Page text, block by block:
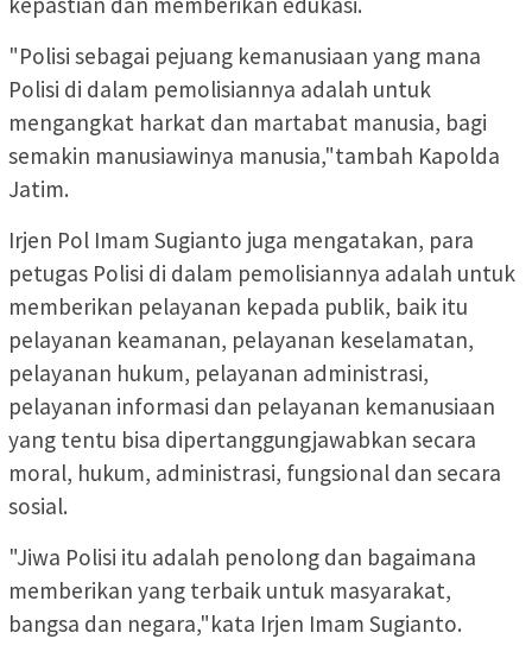
"Polisi sebagai pejuang kemanusiaan yang mana
Polisi di dalam pemolisiannya adalah untuk
mengangkat harkat dan martabat manusia, bagi
semakin manusiawinya manusia,"tambah Kapolda
Jatim.
Irjen Pol Imam Sugianto juga mengatakan, para
petugas Polisi di dalam pemolisiannya adalah untuk
memberikan pelayanan kepada publik, baik itu
pelayanan keamanan, pelayanan keselamatan,
pelayanan hukum, pelayanan administrasi,
pelayanan informasi dan pelayanan kemanusiaan
yang tentu bisa dipertanggungjawabkan secara
moral, hukum, administrasi, fungsional dan secara
sosial.
"Jiwa Polisi itu adalah penolong dan bagaimana
memberikan yang terbaik untuk masyarakat,
bangsa dan negara,"kata Irjen Imam Sugianto.